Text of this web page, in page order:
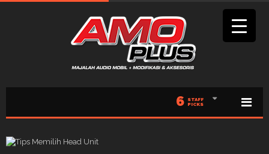
6 STAFF
PICKS